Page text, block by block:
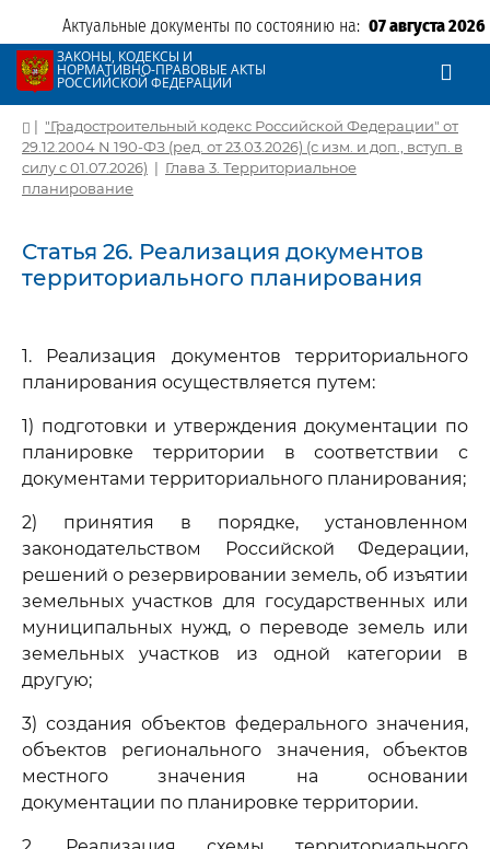
Актуальные документы по состоянию на: 07 августа 2026
ЗАКОНЫ, КОДЕКСЫ И
НОРМАТИВНО-ПРАВОВЫЕ АКТЫ
РОССИЙСКОЙ ФЕДЕРАЦИИ
| "Градостроительный кодекс Российской Федерации" от
29.12.2004 N 190-ФЗ (ред. от 23.03.2026) (с изм. и доп., вступ. в
силу с 01.07.2026) | Глава 3. Территориальное
планирование
Статья 26. Реализация документов
территориального планирования
1. Реализация документов территориального
планирования осуществляется путем:
1) подготовки и утверждения документации по
планировке территории в соответствии с
документами территориального планирования;
2) принятия в порядке, установленном
законодательством Российской Федерации,
решений о резервировании земель, об изъятии
земельных участков для государственных или
муниципальных нужд, о переводе земель или
земельных участков из одной категории в
другую;
3) создания объектов федерального значения,
объектов регионального значения, объектов
местного значения на основании
документации по планировке территории.